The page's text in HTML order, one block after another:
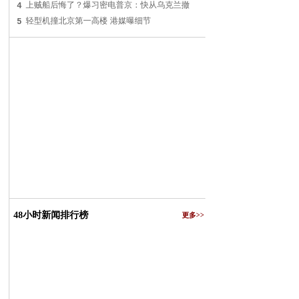
4 上贼船后悔了？爆习密电普京：快从乌克兰撤
5 轻型机撞北京第一高楼 港媒曝细节
48小时新闻排行榜 更多>>